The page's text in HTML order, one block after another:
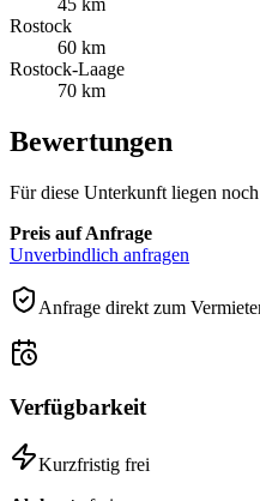
45 km
Rostock
60 km
Rostock-Laage
70 km
Bewertungen
Für diese Unterkunft liegen
Preis auf Anfrage
Unverbindlich anfragen
Anfrage direkt zum
Verfügbarkeit
Kurzfristig frei